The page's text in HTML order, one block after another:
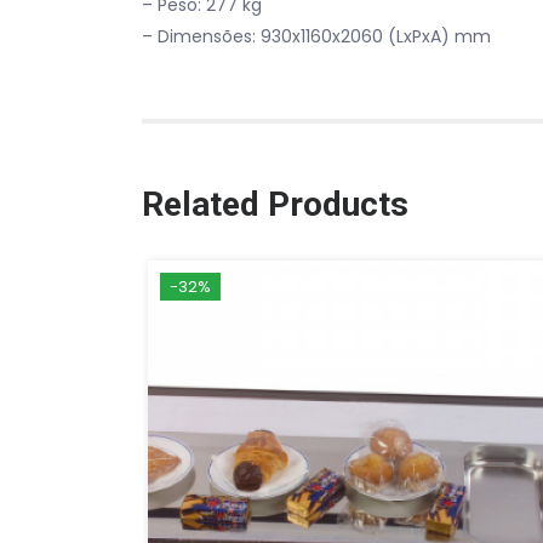
– Dimensões: 930x1160x2060 (LxPxA) mm
Related Products
-32%